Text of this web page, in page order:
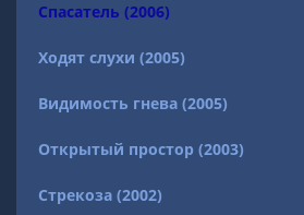
Спасатель (2006)
Ходят слухи (2005)
Видимость гнева (2005)
Открытый простор (2003)
Стрекоза (2002)